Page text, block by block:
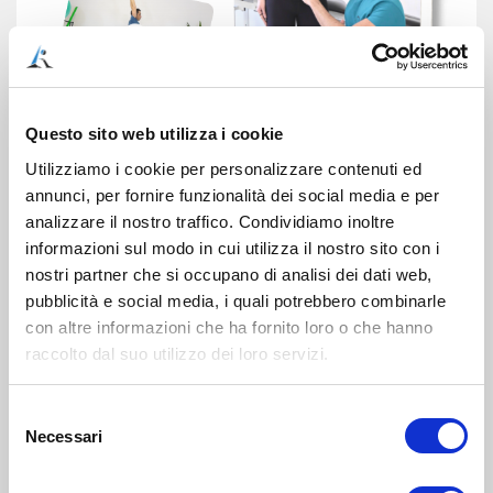
Questo sito web utilizza i cookie
Utilizziamo i cookie per personalizzare contenuti ed
annunci, per fornire funzionalità dei social media e per
analizzare il nostro traffico. Condividiamo inoltre
informazioni sul modo in cui utilizza il nostro sito con i
nostri partner che si occupano di analisi dei dati web,
pubblicità e social media, i quali potrebbero combinarle
con altre informazioni che ha fornito loro o che hanno
raccolto dal suo utilizzo dei loro servizi.
delNecessari
Iscrivendoti gratuitamente all’iniziativa
riceverai in omaggio:
1) La prima video-lezione
all’argomentoda subito disponibile
2)3 ulteriori video-lezioni disponibilia